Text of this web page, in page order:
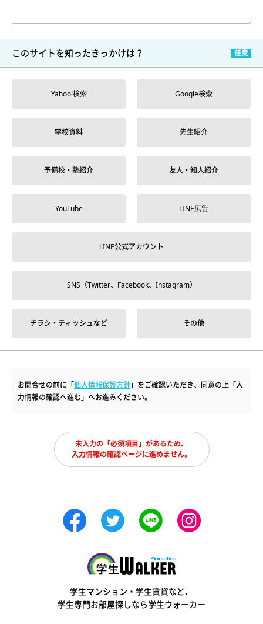
このサイトを知ったきっかけは？
Yahoo!検索 Google検索
学校資料 先生紹介
予備校・塾紹介 友人・知人紹介
YouTube LINE広告
LINE公式アカウント
SNS（Twitter、Facebook、Instagram）
チラシ・ティッシュなど その他
お問合せの前に「個人情報保護方針」をご確認いただき、同意の上「入
力情報の確認へ進む」へお進みください。
未入力の「必須項目」があるため、
入力情報の確認ページに進めません。
学生マンション・学生賃貸など、
学生専門お部屋探しなら学生ウォーカー